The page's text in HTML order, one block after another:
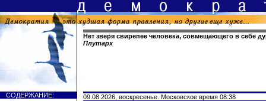
Нет зверя свирепее человека, совмещающего в себе
Плутарх
СОДЕРЖАНИЕ:
09.08.2026, воскресенье. Московское время 08:38